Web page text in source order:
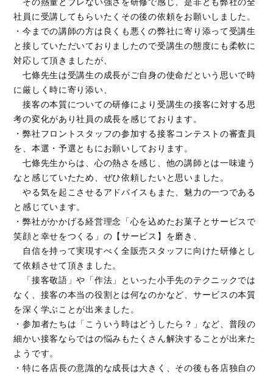
社員に受講してもらいたくその後の依頼をお願いしました。
・今までの講師の方は良くも悪くの弊社に寄り添って受講生
と接していただいておりましたので受講生の態度にも柔軟に
対応して頂きましたが、
七條先生は受講生の成長がご自身の使命だという思いで時
に厳しく時に寄り添い、
接客の本質についての研修により受講生の接客に対する思
考の変化があり社員の成長を感じております。
・弊社フロントスタッフの参加する接客コンテストの審査員
を、本選・予選ともにお願いしております。
七條先生からは、心の熱さを感じ、他の講師とは一味違う
なと感じていたため、ぜひ依頼したいと思いました。
やる気を起こさせるアドバイスもまた、魅力の一つである
と感じています。
・弊社がかかげる経営理念「心を込めたお菓子とサービスで
笑顔と幸せをつくる」の【サービス】を磨き、
自信を持って実現すべく全販売スタッフに向けた研修とし
て依頼させて頂きました。
「接客敬語」や「作法」といった小手先のテクニックでは
なく、接客の本当の役割とは何なのかなど、サービスの本質
を深く学ぶことが出来ました。
・参加者たちは「こういう時はどうしたら？」など、普段の
細かい接客ならではの悩みもたくさん解決することが出来た
ようです。
・特に各店長の意識的な成長は大きく、その後も各店独自の